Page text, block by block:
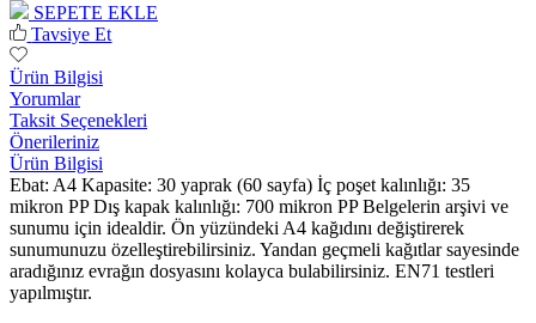
SEPETE EKLE
Tavsiye Et
Ürün Bilgisi
Yorumlar
Taksit Seçenekleri
Önerileriniz
Ürün Bilgisi
Ebat: A4 Kapasite: 30 yaprak (60 sayfa) İç poşet kalınlığı: 35
mikron PP Dış kapak kalınlığı: 700 mikron PP Belgelerin arşivi ve
sunumu için idealdir. Ön yüzündeki A4 kağıdını değiştirerek
sunumunuzu özelleştirebilirsiniz. Yandan geçmeli kağıtlar sayesinde
aradığınız evrağın dosyasını kolayca bulabilirsiniz. EN71 testleri
yapılmıştır.